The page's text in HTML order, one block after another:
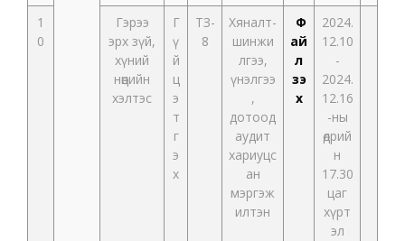
1
0
Гэрээ
эрх зүй,
хүний
нөөцийн
хэлтэс
Г
ү
й
ц
э
т
г
э
х
ТЗ-
8
Хяналт-
шинжи
лгээ,
үнэлгээ
,
дотоод
аудит
хариуцс
ан
мэргэж
илтэн
Ф
ай
л
үзэ
х
2024.
12.10
-
2024.
12.16
-ны
өдрий
н
17.30
цаг
хүрт
эл